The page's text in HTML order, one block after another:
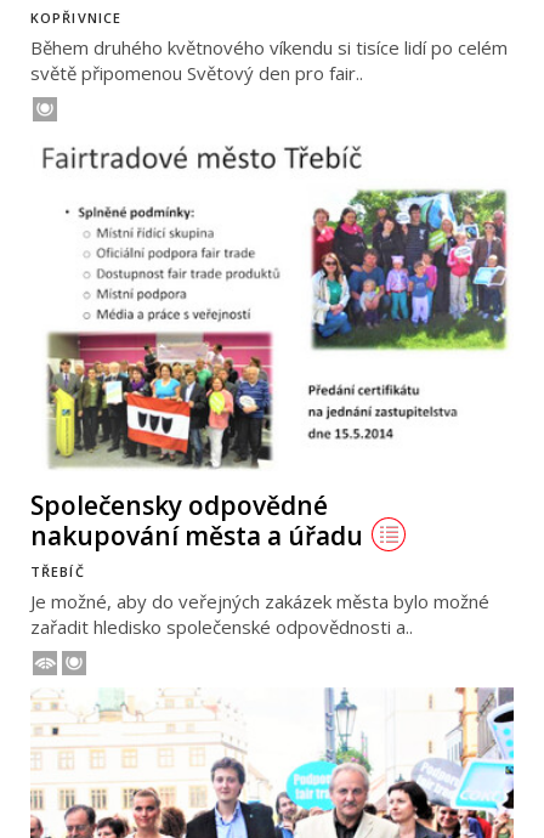
KOPŘIVNICE
Během druhého květnového víkendu si tisíce lidí po celém
světě připomenou Světový den pro fair..
Společensky odpovědné
nakupování města a úřadu
TŘEBÍČ
Je možné, aby do veřejných zakázek města bylo možné
zařadit hledisko společenské odpovědnosti a..